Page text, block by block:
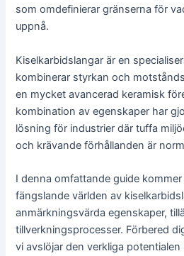
som omdefinierar gränserna för
uppnå.
Kiselkarbidslangar är en
kombinerar styrkan och
en mycket avancerad keramisk
kombination av egenskaper har
lösning för industrier där tuffa
och krävande förhållanden är
I denna omfattande guide
fängslande världen av
anmärkningsvärda egenskaper,
tillverkningsprocesser. Förbered
vi avslöjar den verkliga